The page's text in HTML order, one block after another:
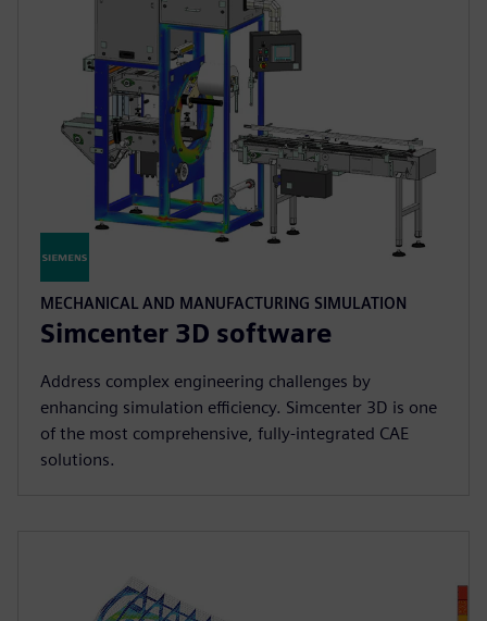
MECHANICAL AND MANUFACTURING SIMULATION
Simcenter 3D software
Address complex engineering challenges by
enhancing simulation efficiency. Simcenter 3D is one
of the most comprehensive, fully-integrated CAE
solutions.